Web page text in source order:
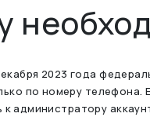
2023 года
по номеру телефона.
администратору